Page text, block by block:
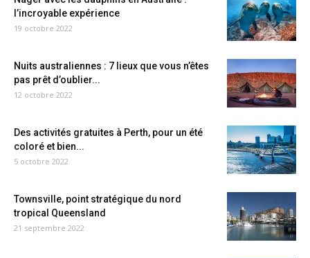
l’incroyable expérience
19 octobre 2022
Nuits australiennes : 7 lieux que vous n’êtes
pas prêt d’oublier...
12 octobre 2022
Des activités gratuites à Perth, pour un été
coloré et bien...
5 octobre 2022
Townsville, point stratégique du nord
tropical Queensland
21 septembre 2022